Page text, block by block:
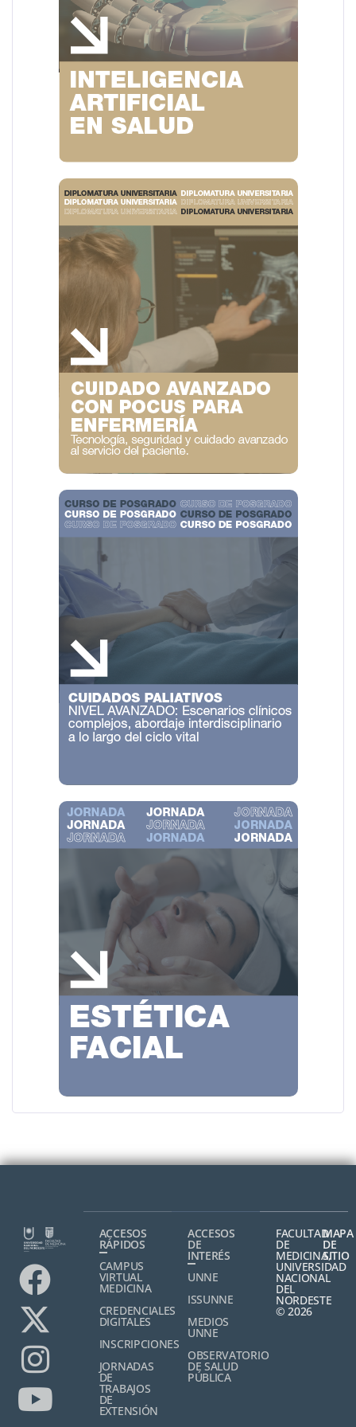
ACCESOS
RÁPIDOS
CAMPUS
VIRTUAL
MEDICINA
CREDENCIALES
DIGITALES
INSCRIPCIONES
JORNADAS
DE
TRABAJOS
DE
EXTENSIÓN
ACCESOS
DE
INTERÉS
UNNE
ISSUNNE
MEDIOS
UNNE
OBSERVATORIO
DE SALUD
PÚBLICA
FACULTAD
DE
MEDICINA,
UNIVERSIDAD
NACIONAL
DEL
NORDESTE
© 2026
MAPA
DE
SITIO